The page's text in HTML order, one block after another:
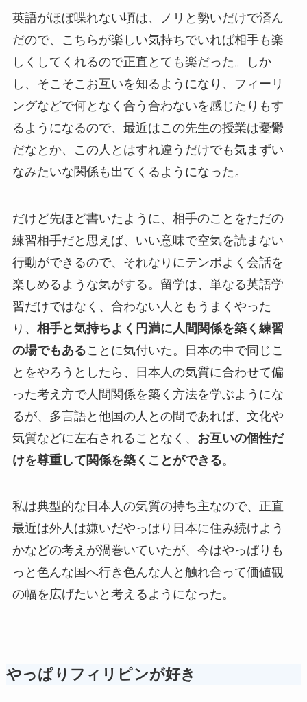
英語がほぼ喋れない頃は、ノリと勢いだけで済ん
だので、こちらが楽しい気持ちでいれば相手も楽
しくしてくれるので正直とても楽だった。しか
し、そこそこお互いを知るようになり、フィーリ
ングなどで何となく合う合わないを感じたりもす
るようになるので、最近はこの先生の授業は憂鬱
だなとか、この人とはすれ違うだけでも気まずい
なみたいな関係も出てくるようになった。
だけど先ほど書いたように、相手のことをただの
練習相手だと思えば、いい意味で空気を読まない
行動ができるので、それなりにテンポよく会話を
楽しめるような気がする。留学は、単なる英語学
習だけではなく、合わない人ともうまくやった
り、 相手と気持ちよく円満に人間関係を築く練習
の場でもあることに気付いた。日本の中で同じこ
とをやろうとしたら、日本人の気質に合わせて偏
った考え方で人間関係を築く方法を学ぶようにな
るが、多言語と他国の人との間であれば、文化や
気質などに左右されることなく、 お互いの個性だ
けを尊重して関係を築くことができる。
私は典型的な日本人の気質の持ち主なので、正直
最近は外人は嫌いだやっぱり日本に住み続けよう
かなどの考えが渦巻いていたが、今はやっぱりも
っと色んな国へ行き色んな人と触れ合って価値観
の幅を広げたいと考えるようになった。
やっぱりフィリピンが好き